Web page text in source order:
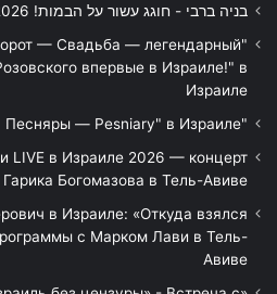
בניה ברבי - חוגג עשור על הבמות! 2026 - כרטיסים ולוח הופעות
— Свадьба — легендарный
впервые в Израиле!" в
Израиле
"Песняры — Pesniary" в Израиле
LIVE в Израиле 2026 — концерт
Гарика Богомазова в Тель-Авиве
в Израиле: «Откуда взялся
с Марком Лави в Тель-
Авиве